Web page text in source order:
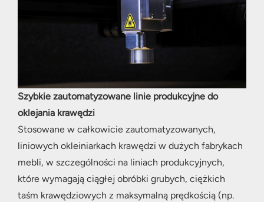
Szybkie zautomatyzowane linie produkcyjne do
oklejania krawędzi
Stosowane w całkowicie zautomatyzowanych,
liniowych okleiniarkach krawędzi w dużych fabrykach
mebli, w szczególności na liniach produkcyjnych,
które wymagają ciągłej obróbki grubych, ciężkich
taśm krawędziowych z maksymalną prędkością (np.